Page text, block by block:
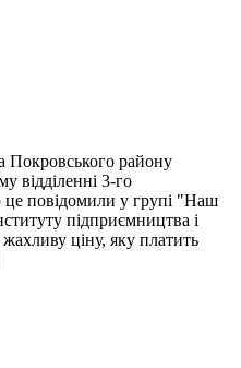
Покровського району
відділенні 3-го
це повідомили у групі "Наш
підприємництва і
жахливу ціну, яку платить